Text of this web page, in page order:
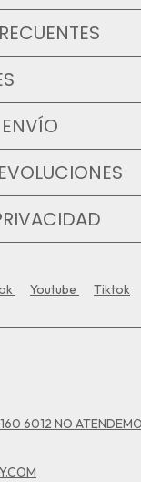
Youtube Tiktok
6012 NO